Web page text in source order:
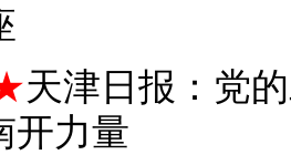
天津日报：党
开力量